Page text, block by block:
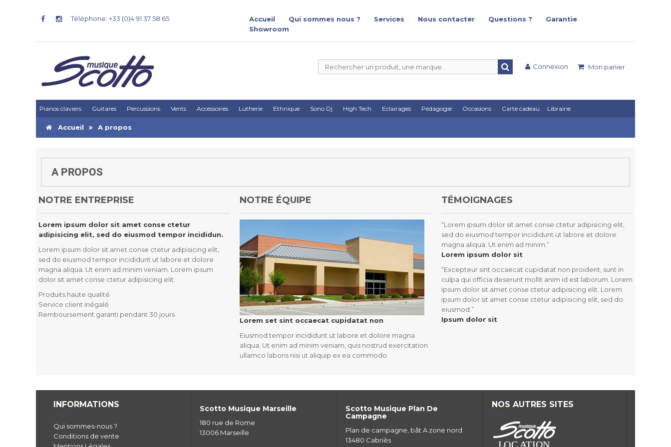
Téléphone: +33 (0)4 91 37 58 65 Accueil Qui sommes nous ? Services Nous contacter Questions ?
Garantie
Showroom
Mon panier
Connexion
Pianos claviers Guitares Percussions Vents Accessoires Lutherie Ethnique Sono Dj High Tech Eclairages Pédagogie Occasions Carte cadeau Librairie
Accueil A propos
A PROPOS
NOTRE ENTREPRISE
Lorem ipsum dolor sit amet conse ctetur
adipisicing elit, sed do eiusmod tempor incididun.
Lorem ipsum dolor sit amet conse ctetur adipisicing elit,
sed do eiusmod tempor incididunt ut labore et dolore
magna aliqua. Ut enim ad minim veniam. Lorem ipsum
dolor sit amet conse ctetur adipisicing elit.
Produits haute qualité
Service client inégalé
Remboursement garanti pendant 30 jours
NOTRE ÉQUIPE
Lorem set sint occaecat cupidatat non
Eiusmod tempor incididunt ut labore et dolore magna
aliqua. Ut enim ad minim veniam, quis nostrud exercitation
ullamco laboris nisi ut aliquip ex ea commodo.
TÉMOIGNAGES
“Lorem ipsum dolor sit amet conse ctetur adipisicing elit,
sed do eiusmod tempor incididunt ut labore et dolore
magna aliqua. Ut enim ad minim. ”
Lorem ipsum dolor sit
“Excepteur sint occaecat cupidatat non proident, sunt in
culpa qui officia deserunt mollit anim id est laborum. Lorem
ipsum dolor sit amet conse ctetur adipisicing elit. Lorem
ipsum dolor sit amet conse ctetur adipisicing elit, sed do
eiusmod. ”
Ipsum dolor sit
INFORMATIONS
Qui sommes-nous ?
Conditions de vente
Scotto Musique Marseille
180 rue de Rome
13006 Marseille
Scotto Musique Plan De
Campagne
Plan de campagne, bât A zone nord
13480 Cabriès
NOS AUTRES SITES